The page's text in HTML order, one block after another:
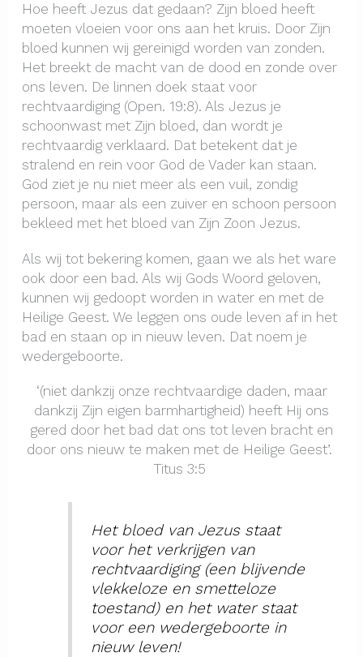
Hoe heeft Jezus dat gedaan? Zijn bloed heeft
moeten vloeien voor ons aan het kruis. Door Zijn
bloed kunnen wij gereinigd worden van zonden.
Het breekt de macht van de dood en zonde over
ons leven. De linnen doek staat voor
rechtvaardiging (Open. 19:8). Als Jezus je
schoonwast met Zijn bloed, dan wordt je
rechtvaardig verklaard. Dat betekent dat je
stralend en rein voor God de Vader kan staan.
God ziet je nu niet meer als een vuil, zondig
persoon, maar als een zuiver en schoon persoon
bekleed met het bloed van Zijn Zoon Jezus.
Als wij tot bekering komen, gaan we als het ware
ook door een bad. Als wij Gods Woord geloven,
kunnen wij gedoopt worden in water en met de
Heilige Geest. We leggen ons oude leven af in het
bad en staan op in nieuw leven. Dat noem je
wedergeboorte.
‘(niet dankzij onze rechtvaardige daden, maar
dankzij Zijn eigen barmhartigheid) heeft Hij ons
gered door het bad dat ons tot leven bracht en
door ons nieuw te maken met de Heilige Geest’.
Titus 3:5
Het bloed van Jezus staat
voor het verkrijgen van
rechtvaardiging (een blijvende
vlekkeloze en smetteloze
toestand) en het water staat
voor een wedergeboorte in
nieuw leven!